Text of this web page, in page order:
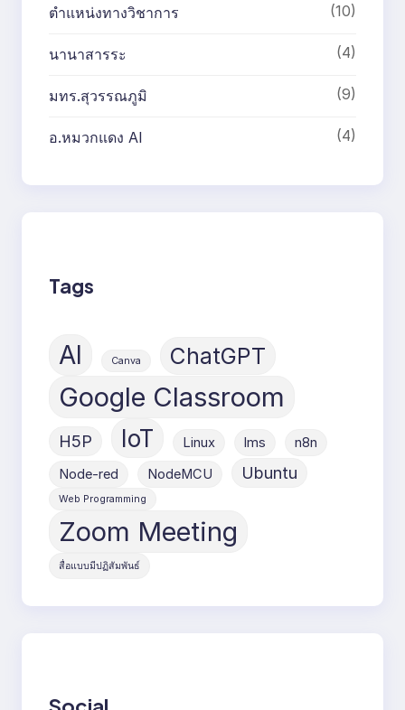
ตำแหน่งทางวิชาการ (10)
นานาสารระ (4)
มทร.สุวรรณภูมิ (9)
อ.หมวกแดง AI (4)
Tags
AI Canva ChatGPT
Google Classroom
H5P IoT Linux lms
n8n
Node-red
NodeMCU Ubuntu
Web Programming
Zoom Meeting
สื่อแบบมีปฏิสัมพันธ์